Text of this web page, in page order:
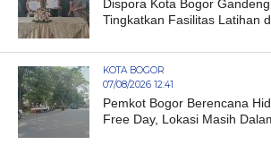
Dispora Kota Bogor
Tingkatkan Fasilitas Latihan
KOTA BOGOR
07/08/2026 12:41
Pemkot Bogor Berencana
Free Day, Lokasi Masih